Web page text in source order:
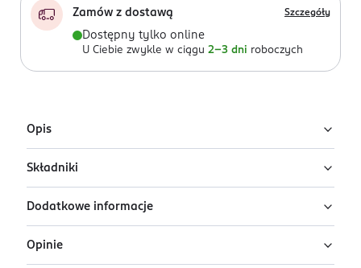
Zamów z dostawą Szczegóły
Dostępny tylko online
U Ciebie zwykle w ciągu 2-3 dni roboczych
Opis
Woda perfumowana Serge Lutens La Fille De Berlin to
niezwykła, orientalno-kwiatowa kompozycja.
Eleganckie nuty pieprzu, romantycznie splatają się z
pikantnym pieprzem oraz kwiatowymi tonami.
Składniki
Alcohol, Parfum (fragrance), Dipropylene Glycol, Aqua
(water), Limonene, Linalool, Butyl
Methoxydibenzoylmethane, Geraniol, Ethylhexyl
Dodatkowe informacje
PRZYGOTOWANIE I STOSOWANIE
Opinie